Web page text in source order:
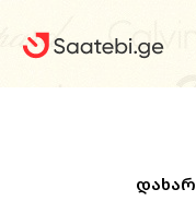
Კაცის